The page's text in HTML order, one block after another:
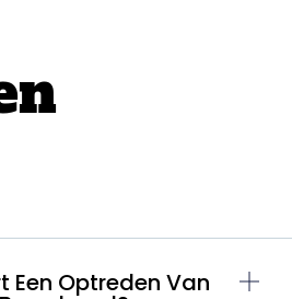
Een Optreden Van